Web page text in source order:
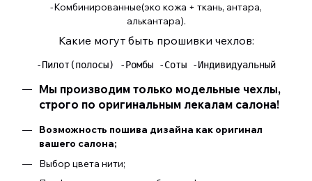
-Комбинированные(эко кожа + ткань, антара,
алькантара).
Какие могут быть прошивки чехлов:
-Пилот(полосы) -Ромбы -Соты -Индивидуальный
Мы производим только модельные чехлы,
строго по оригинальным лекалам салона!
Возможность пошива дизайна как оригинал
вашего салона;
Выбор цвета нити;